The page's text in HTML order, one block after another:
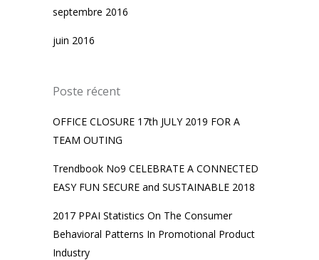
septembre 2016
juin 2016
Poste récent
OFFICE CLOSURE 17th JULY 2019 FOR A
TEAM OUTING
Trendbook No9 CELEBRATE A CONNECTED
EASY FUN SECURE and SUSTAINABLE 2018
2017 PPAI Statistics On The Consumer
Behavioral Patterns In Promotional Product
Industry